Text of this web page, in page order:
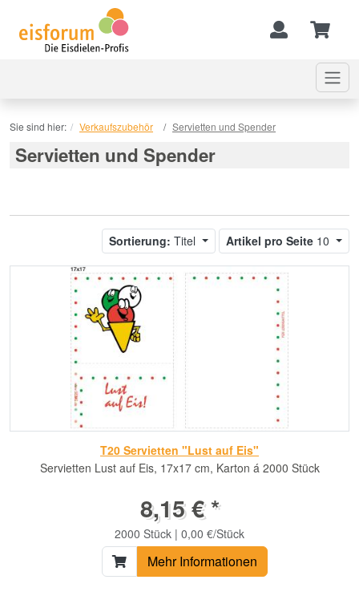
Sie sind hier: Verkaufszubehör Servietten und Spender
Servietten und Spender
Sortierung: Titel Artikel pro Seite 10
T20 Servietten "Lust auf Eis"
Servietten Lust auf Eis, 17x17 cm, Karton á 2000 Stück
8,15 € *
2000 Stück | 0,00 €/Stück
Mehr Informationen